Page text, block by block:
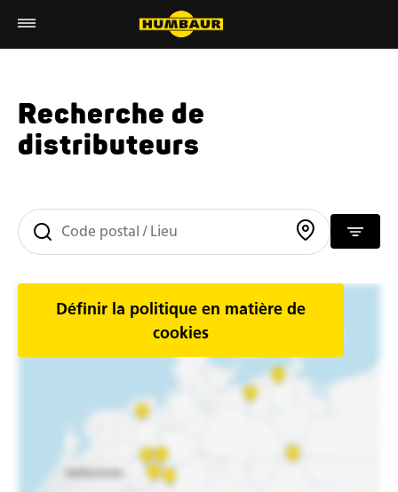
Recherche de
distributeurs
Définir la politique en matière de
cookies